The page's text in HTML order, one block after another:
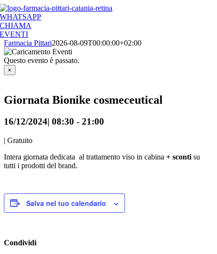
Salta
al
contenuto
WHATSAPP
CHIAMA
EVENTI
Farmacia Pittari2026-08-09T00:00:00+02:00
Questo evento è passato.
×
Giornata Bionike cosmeceutical
16/12/2024| 08:30 - 21:00
| Gratuito
Intera giornata dedicata al trattamento viso in cabina + sconti su
tutti i prodotti del brand.
Salva nel tuo calendario
Condividi